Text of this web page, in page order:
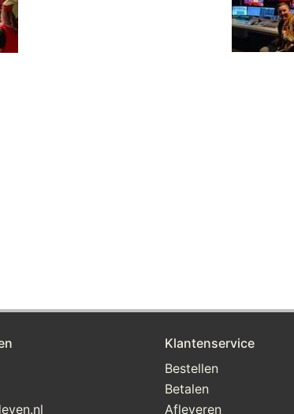
Klantenservice
Bestellen
Betalen
Afleveren